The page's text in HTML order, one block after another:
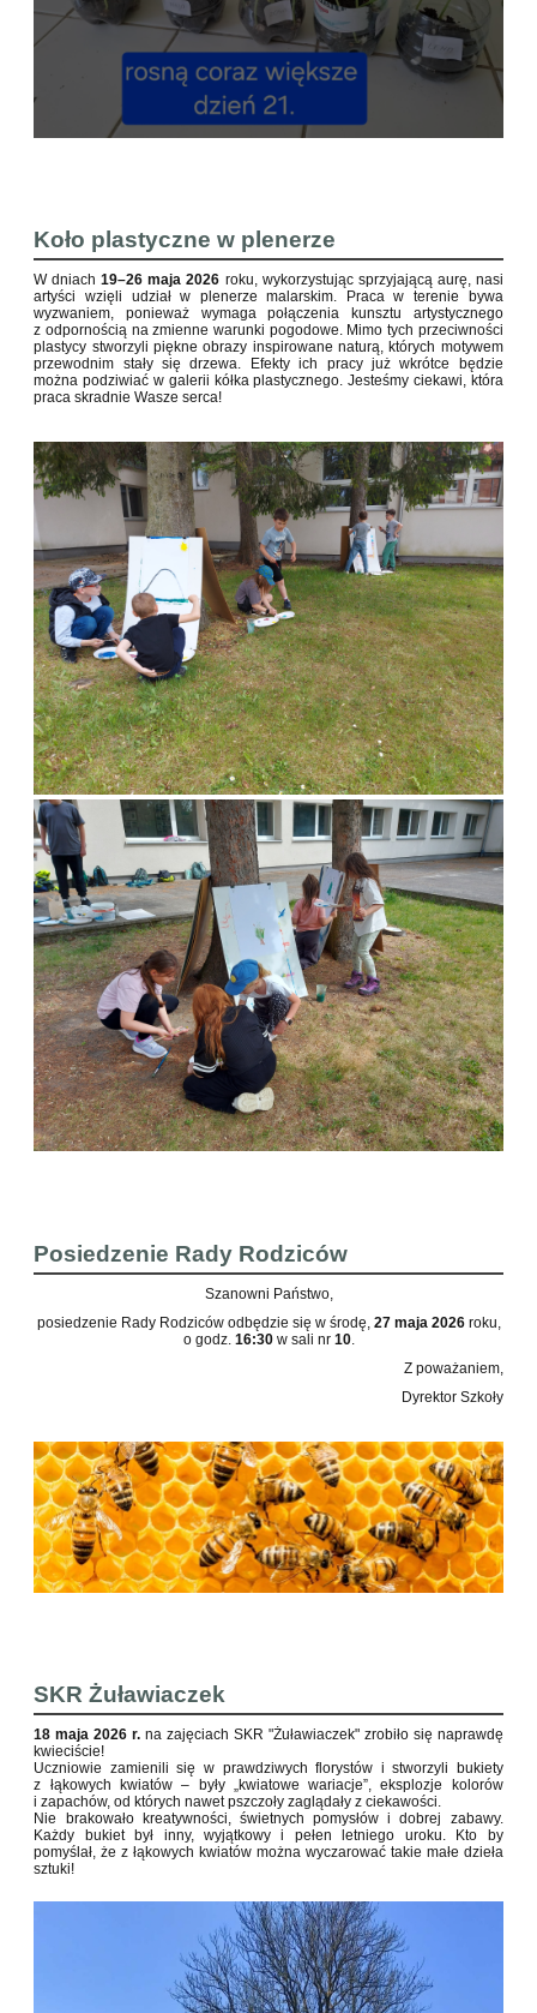
Koło plastyczne w plenerze
W dniach19–26 maja 2026 roku, wykorzystując sprzyjającą aurę, nasi
artyści wzięli udział w plenerze malarskim. Praca w terenie bywa
wyzwaniem, ponieważ wymaga połączenia kunsztu artystycznego
z odpornością na zmienne warunki pogodowe. Mimo tych przeciwności
plastycy stworzyli piękne obrazy inspirowane naturą, których motywem
przewodnim stały się drzewa. Efekty ich pracy już wkrótce będzie
można podziwiać w galerii kółka plastycznego. Jesteśmy ciekawi, która
praca skradnie Wasze serca!
Posiedzenie Rady Rodziców
Szanowni Państwo,
posiedzenie Rady Rodziców odbędzie się w środę, 27 maja 2026roku,
o godz. 16:30w sali nr 10.
Z poważaniem,
Dyrektor Szkoły
SKR Żuławiaczek
18 maja 2026 r. na zajęciach SKR "Żuławiaczek" zrobiło się naprawdę
kwieciście!
Uczniowie zamienili się w prawdziwych florystów i stworzyli bukiety
z łąkowych kwiatów – były „kwiatowe wariacje”, eksplozje kolorów
i zapachów, od których nawet pszczoły zaglądały z ciekawości.
Nie brakowało kreatywności, świetnych pomysłów i dobrej zabawy.
Każdy bukiet był inny, wyjątkowy i pełen letniego uroku. Kto by
pomyślał, że z łąkowych kwiatów można wyczarować takie małe dzieła
sztuki!